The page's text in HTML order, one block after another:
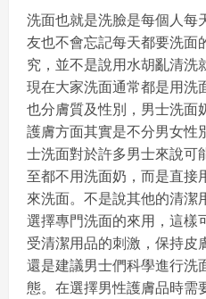
洗面也就是洗臉是每個人每
友也不會忘記每天都要洗面
究，並不是說用水胡亂清洗
現在大家洗面通常都是用洗
也分膚質及性別，男士洗面
護膚方面其實是不分男女性
士洗面對於許多男士來說可
至都不用洗面奶，而是直接
來洗面。不是說其他的清潔
選擇專門洗面的來用，這樣
受清潔用品的刺激，保持皮
還是建議男士們科學進行洗
態。在選擇男性護膚品時需